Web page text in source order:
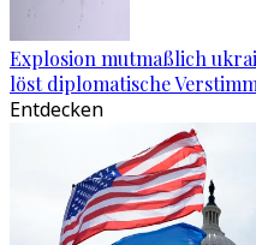
Explosion mutmaßlich
löst diplomatische
Entdecken